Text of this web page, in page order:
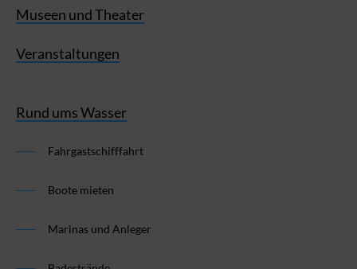
Museen und Theater
Veranstaltungen
Rund ums Wasser
Fahrgastschifffahrt
Boote mieten
Marinas und Anleger